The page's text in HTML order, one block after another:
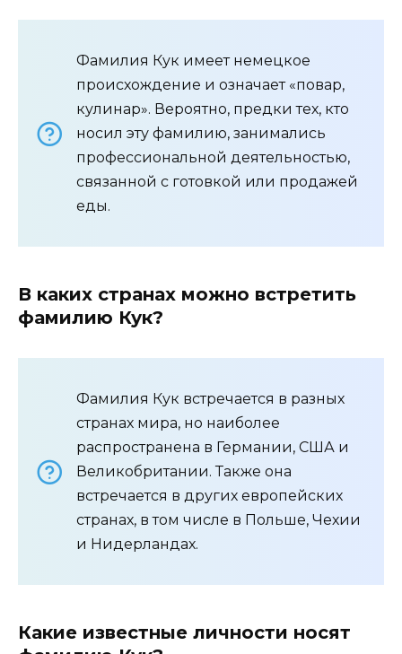
Фамилия Кук имеет немецкое
происхождение и означает «повар,
кулинар». Вероятно, предки тех, кто
носил эту фамилию, занимались
профессиональной деятельностью,
связанной с готовкой или продажей
еды.
В каких странах можно встретить
фамилию Кук?
Фамилия Кук встречается в разных
странах мира, но наиболее
распространена в Германии, США и
Великобритании. Также она
встречается в других европейских
странах, в том числе в Польше, Чехии
и Нидерландах.
Какие известные личности носят